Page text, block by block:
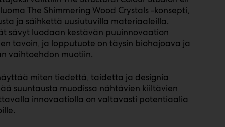
luoma The Shimmering Wood Crystals -konsepti,
ja säihkettä uusiutuvilla materiaaleilla.
sävyt luodaan kestävän puuinnovaation
tavoin, ja lopputuote on täysin biohajoava ja
vaihtoehdon muotiin.
miten tiedettä, taidetta ja designia
suuntausta muodissa nähtävien kiiltävien
innovaatiolla on valtavasti potentiaalia